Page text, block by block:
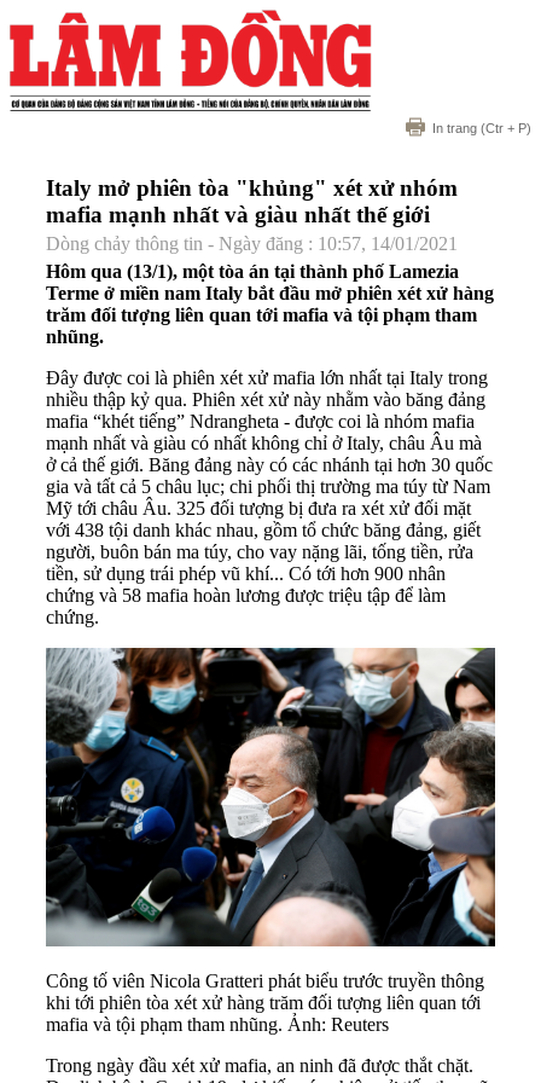
In trang (Ctr + P)
Italy mở phiên tòa "khủng" xét xử nhóm
mafia mạnh nhất và giàu nhất thế giới
Dòng chảy thông tin - Ngày đăng : 10:57, 14/01/2021
Hôm qua (13/1), một tòa án tại thành phố Lamezia
Terme ở miền nam Italy bắt đầu mở phiên xét xử hàng
trăm đối tượng liên quan tới mafia và tội phạm tham
nhũng.
Đây được coi là phiên xét xử mafia lớn nhất tại Italy trong
nhiều thập kỷ qua. Phiên xét xử này nhằm vào băng đảng
mafia “khét tiếng” Ndrangheta - được coi là nhóm mafia
mạnh nhất và giàu có nhất không chỉ ở Italy, châu Âu mà
ở cả thế giới. Băng đảng này có các nhánh tại hơn 30 quốc
gia và tất cả 5 châu lục; chi phối thị trường ma túy từ Nam
Mỹ tới châu Âu. 325 đối tượng bị đưa ra xét xử đối mặt
với 438 tội danh khác nhau, gồm tổ chức băng đảng, giết
người, buôn bán ma túy, cho vay nặng lãi, tống tiền, rửa
tiền, sử dụng trái phép vũ khí... Có tới hơn 900 nhân
chứng và 58 mafia hoàn lương được triệu tập để làm
chứng.
Công tố viên Nicola Gratteri phát biểu trước truyền thông
khi tới phiên tòa xét xử hàng trăm đối tượng liên quan tới
mafia và tội phạm tham nhũng. Ảnh: Reuters
Trong ngày đầu xét xử mafia, an ninh đã được thắt chặt.